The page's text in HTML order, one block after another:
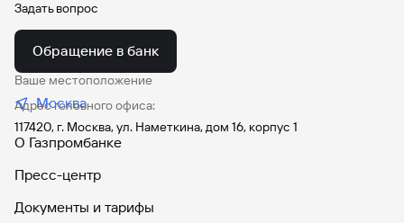
Задать вопрос
Обращение в банк
Ваше местоположение
Москва
Адрес головного офиса:
117420, г. Москва, ул. Наметкина, дом 16, корпус 1
О Газпромбанке
Пресс-центр
Документы и тарифы